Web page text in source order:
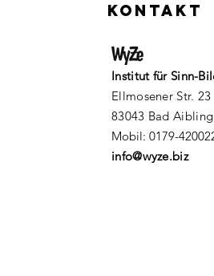
Kontakt
Institut für Sinn-
Ellmosener Str. 23
83043 Bad Aibling
Mobil: 0179-
info@wyze.biz